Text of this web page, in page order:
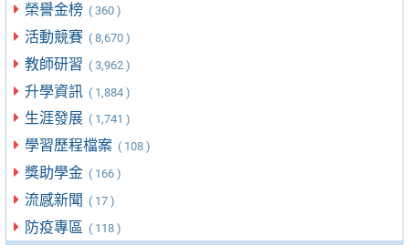
榮譽金榜 ( 360 )
活動競賽 ( 8,670 )
教師研習 ( 3,962 )
升學資訊 ( 1,884 )
生涯發展 ( 1,741 )
學習歷程檔案 ( 108 )
獎助學金 ( 166 )
流感新聞 ( 17 )
防疫專區 ( 118 )